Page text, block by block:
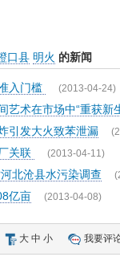
口县 明火 的新闻
入门槛 (2013-04-24)
艺术在市场中“重获新
引发大火致苯泄漏
关联 (2013-04-11)
北沧县水污染调查
亿亩 (2013-04-08)
大 中 小 我要评